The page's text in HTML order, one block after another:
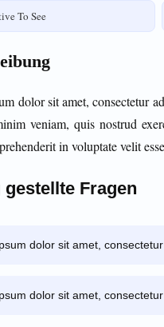
To See
dolor sit amet, consectetur
veniam, quis nostrud
in voluptate velit
gestellte Fragen
dolor sit amet,
dolor sit amet,